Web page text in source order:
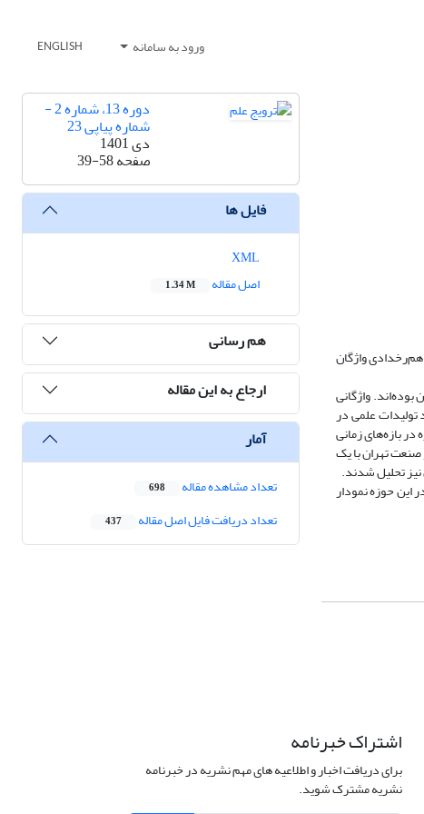
ورود به سامانه ENGLISH
واژگان
بوده‌اند. واژگانی
تولیدات علمی در
انتشارات این حوزه در بازه‌های زمانی
علم‌ و ‌صنعت تهران با یک
نیز تحلیل شدند.
حوزه نمودار
دوره 13، شماره 2 -
شماره پیاپی 23
دی 1401
صفحه39-58
فایل ها
اصل مقاله
1.34 M
هم رسانی
ارجاع به این مقاله
آمار
تعداد مشاهده مقاله 698
تعداد دریافت فایل اصل مقاله 437
اشتراک خبرنامه
برای دریافت اخبار و اطلاعیه های مهم نشریه در خبرنامه
نشریه مشترک شوید.